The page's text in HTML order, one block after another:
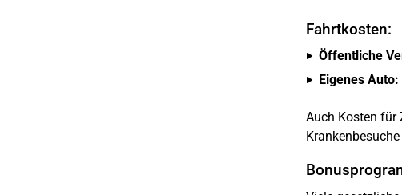
Fahrtkosten:
Öffentliche
Eigenes Auto:
Auch Kosten für